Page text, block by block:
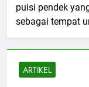
puisi pendek
sebagai tempat
ARTIKEL